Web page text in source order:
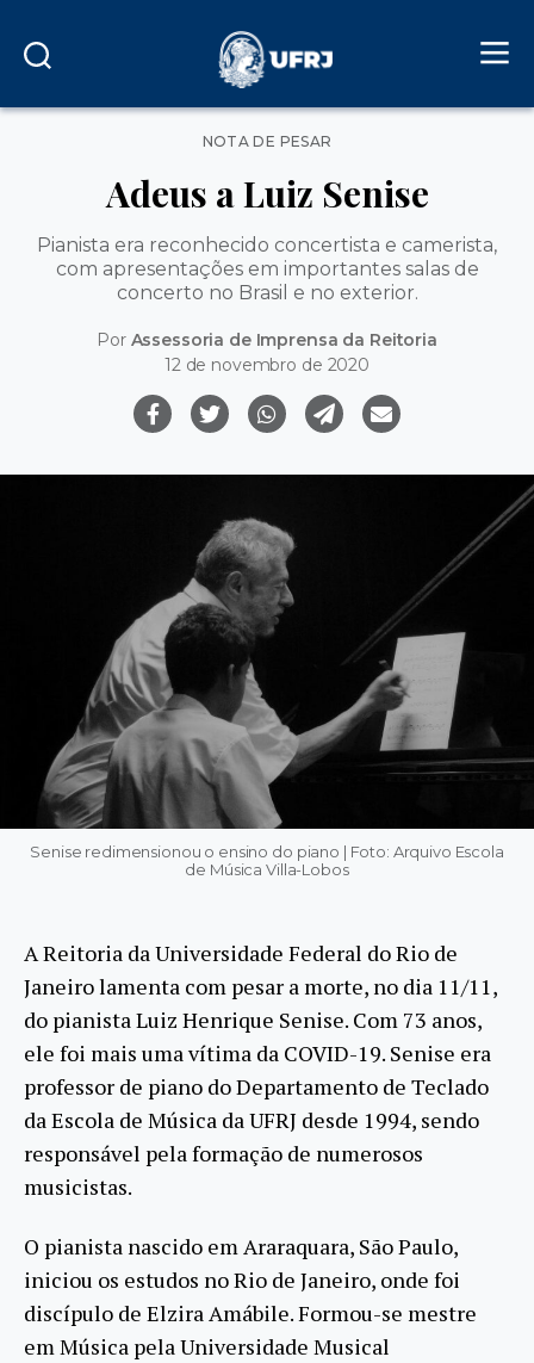
Categorias
NOTA DE PESAR
Adeus a Luiz Senise
Pianista era reconhecido concertista e camerista,
com apresentações em importantes salas de
concerto no Brasil e no exterior.
Por Assessoria de Imprensa da Reitoria
12 de novembro de 2020
Senise redimensionou o ensino do piano | Foto: Arquivo Escola
de Música Villa-Lobos
A Reitoria da Universidade Federal do Rio de
Janeiro lamenta com pesar a morte, no dia 11/11,
do pianista Luiz Henrique Senise. Com 73 anos,
ele foi mais uma vítima da COVID-19. Senise era
professor de piano do Departamento de Teclado
da Escola de Música da UFRJ desde 1994, sendo
responsável pela formação de numerosos
musicistas.
O pianista nascido em Araraquara, São Paulo,
iniciou os estudos no Rio de Janeiro, onde foi
discípulo de Elzira Amábile. Formou-se mestre
em Música pela Universidade Musical